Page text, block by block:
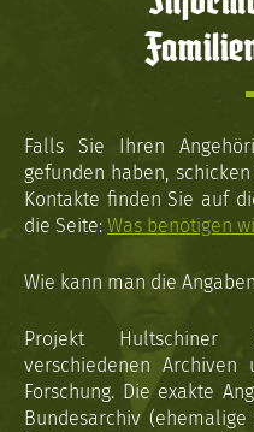
Falls Sie Ihren
gefunden haben,
Kontakte finden Sie auf
die Seite: Was benötigen
Wie kann man die
Projekt Hultschiner
verschiedenen
Forschung. Die exakte
Bundesarchiv